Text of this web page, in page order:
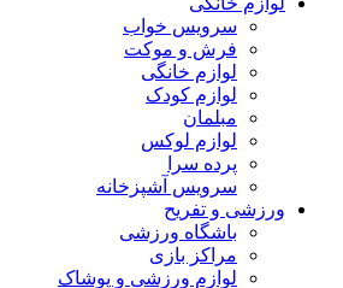
سرویس خواب
فرش و موکت
لوازم خانگی
لوازم کودک
مبلمان
لوازم لوکس
پرده سرا
سرویس آشپزخانه
ورزشی و تفریح
باشگاه ورزشی
مراکز بازی
لوازم ورزشی و پوشاک